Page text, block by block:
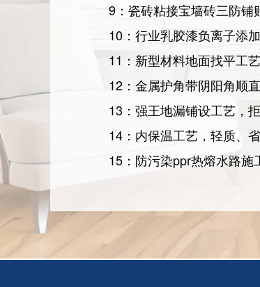
9：瓷砖粘接宝墙砖三防
10：行业乳胶漆负离子添
11：新型材料地面找平工艺
12：金属护角带阴阳角顺
13：强王地漏铺设工艺，
14：内保温工艺，轻质、
15：防污染ppr热熔水路施